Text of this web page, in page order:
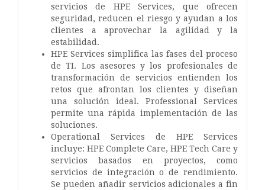
servicios de HPE Services, que ofrecen
seguridad, reducen el riesgo y ayudan a los
clientes a aprovechar la agilidad y la
estabilidad.
HPE Services simplifica las fases del proceso
de TI. Los asesores y los profesionales de
transformación de servicios entienden los
retos que afrontan los clientes y diseñan
una solución ideal. Professional Services
permite una rápida implementación de las
soluciones.
Operational Services de HPE Services
incluye: HPE Complete Care, HPE Tech Care y
servicios basados en proyectos, como
servicios de integración o de rendimiento.
Se pueden añadir servicios adicionales a fin